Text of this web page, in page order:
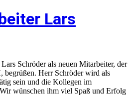
Lars
Schröder als neuen Mitarbeiter, der
begrüßen. Herr Schröder wird als
sein und die Kollegen im
wünschen ihm viel Spaß und Erfolg